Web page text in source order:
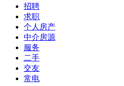
招聘
求职
个人房产
中介房源
服务
二手
交友
常电